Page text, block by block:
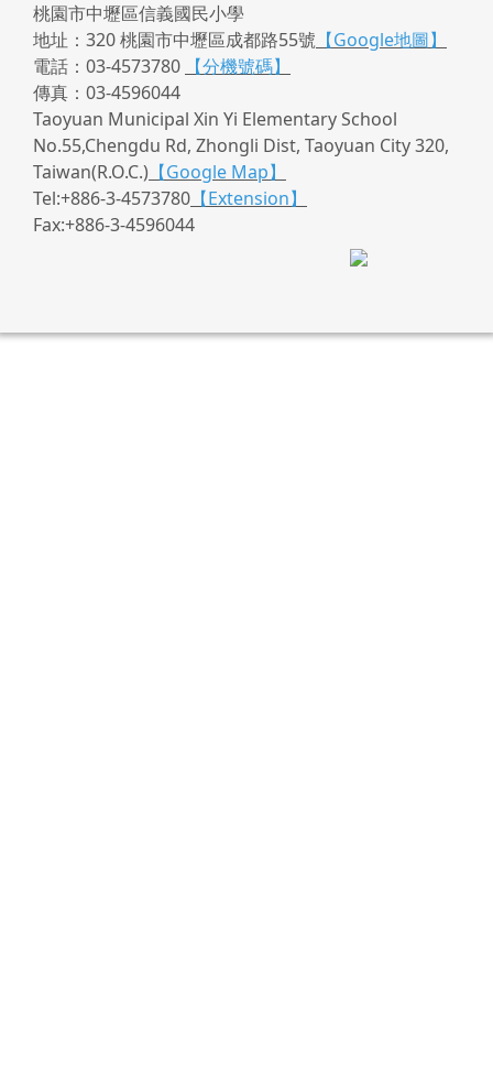
桃園市中壢區信義國民小學
地址：320 桃園市中壢區成都路55號 【Google地圖】
電話：03-4573780
【分機號碼】
傳真：03-4596044
Taoyuan Municipal Xin Yi Elementary School
No.55,Chengdu Rd, Zhongli Dist, Taoyuan City 320,
Taiwan(R.O.C.) 【Google Map】
Tel:+886-3-4573780 【Extension】
Fax:+886-3-4596044